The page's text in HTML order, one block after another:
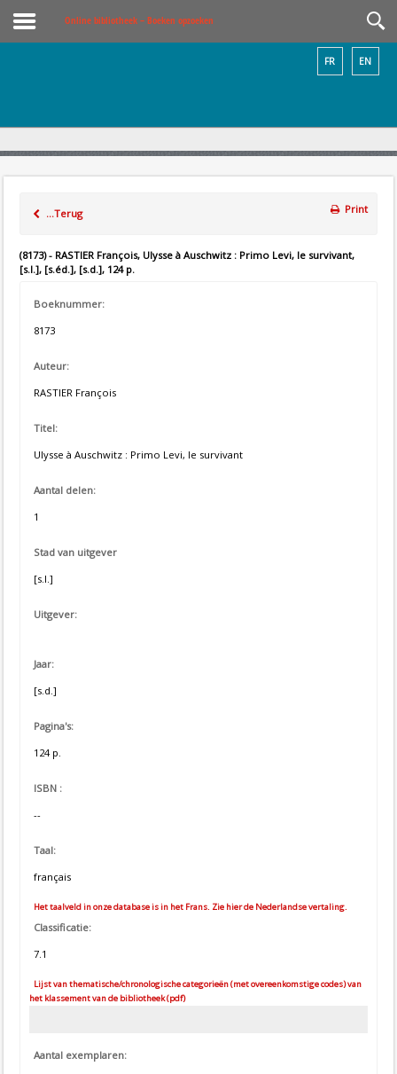
Online bibliotheek – Boeken opzoeken
EN
FR
...Terug Print
(8173) - RASTIER François, Ulysse à Auschwitz : Primo Levi, le survivant,
[s.l.], [s.éd.], [s.d.], 124 p.
Boeknummer:
8173
Auteur:
RASTIER François
Titel:
Ulysse à Auschwitz : Primo Levi, le survivant
Aantal delen:
1
Stad van uitgever
[s.l.]
Uitgever:
Jaar:
[s.d.]
Pagina's:
124 p.
ISBN :
--
Taal:
français
Het taalveld in onze database is in het Frans. Zie hier de Nederlandse vertaling.
Classificatie:
7.1
Lijst van thematische/chronologische categorieën (met overeenkomstige codes) van
het klassement van de bibliotheek (pdf)
Aantal exemplaren: